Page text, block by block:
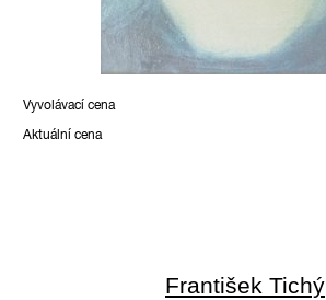
Vyvolávací cena
Aktuální cena
František Tichý